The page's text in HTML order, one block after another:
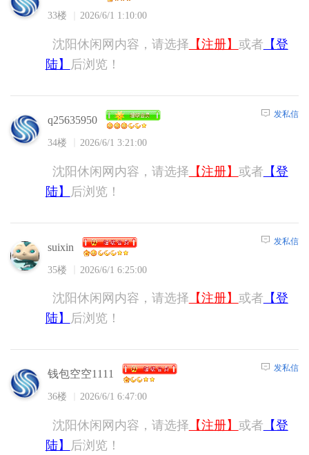
33楼 2026/6/1 1:10:00
沈阳休闲网内容，请选择 【注册】 或者 【登
陆】
后浏览！
q25635950
34楼 2026/6/1 3:21:00
发私信
沈阳休闲网内容，请选择 【注册】 或者 【登
陆】
后浏览！
suixin
35楼 2026/6/1 6:25:00
发私信
沈阳休闲网内容，请选择 【注册】 或者 【登
陆】
后浏览！
钱包空空1111
36楼 2026/6/1 6:47:00
发私信
沈阳休闲网内容，请选择 【注册】 或者 【登
陆】
后浏览！